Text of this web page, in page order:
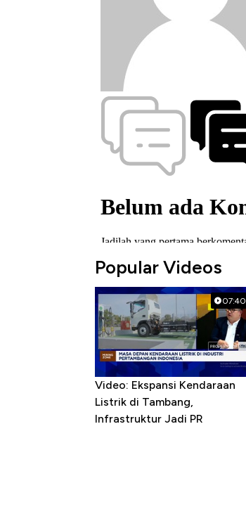
Popular Videos
07:40
Video: Ekspansi Kendaraan
Listrik di Tambang,
Infrastruktur Jadi PR